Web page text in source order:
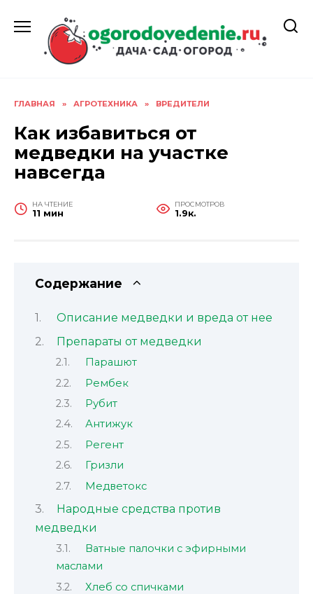
содержанию
ГЛАВНАЯ » АГРОТЕХНИКА » ВРЕДИТЕЛИ
Как избавиться от
медведки на участке
навсегда
НА ЧТЕНИЕ
11 мин
ПРОСМОТРОВ
1.9к.
Содержание
Описание медведки и вреда от нее
Препараты от медведки
Парашют
Рембек
Рубит
Антижук
Регент
Гризли
Медветокс
Народные средства против
медведки
Ватные палочки с эфирными
маслами
Хлеб со спичками